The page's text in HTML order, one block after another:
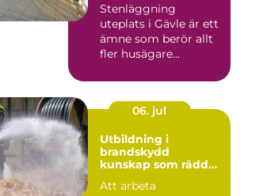
Stenläggning
uteplats i Gävle är ett
ämne som berör allt
fler husägare...
06. jul
Utbildning i
brandskydd
kunskap som räddar
Att arbeta